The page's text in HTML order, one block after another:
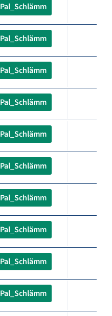
Pal_Schlämm
Pal_Schlämm
Pal_Schlämm
Pal_Schlämm
Pal_Schlämm
Pal_Schlämm
Pal_Schlämm
Pal_Schlämm
Pal_Schlämm
Pal_Schlämm